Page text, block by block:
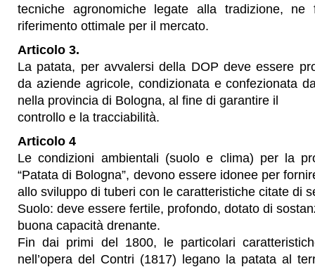
tecniche agronomiche legate alla tradizione,
riferimento ottimale per il mercato.
Articolo 3.
La patata, per avvalersi della DOP deve essere
da aziende agricole, condizionata e confezionata
nella provincia di Bologna, al fine di garantire il
controllo e la tracciabilità.
Articolo 4
Le condizioni ambientali (suolo e clima) per la
“Patata di Bologna”, devono essere idonee per
allo sviluppo di tuberi con le caratteristiche citate di
Suolo: deve essere fertile, profondo, dotato di
buona capacità drenante.
Fin dai primi del 1800, le particolari
nell’opera del Contri (1817) legano la patata al